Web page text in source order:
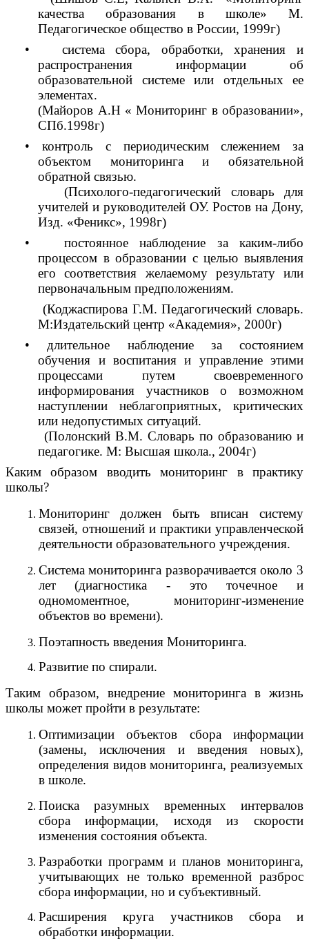
качества образования в школе» М.
Педагогическое общество в России, 1999г)
• система сбора, обработки, хранения и
распространения информации об
образовательной системе или отдельных ее
элементах.
(Майоров А.Н « Мониторинг в образовании»,
СПб.1998г)
• контроль с периодическим слежением за
объектом мониторинга и обязательной
обратной связью.
(Психолого-педагогический словарь для
учителей и руководителей ОУ. Ростов на Дону,
Изд. «Феникс», 1998г)
• постоянное наблюдение за каким-либо
процессом в образовании с целью выявления
его соответствия желаемому результату или
первоначальным предположениям.
(Коджаспирова Г.М. Педагогический словарь.
М:Издательский центр «Академия», 2000г)
• длительное наблюдение за состоянием
обучения и воспитания и управление этими
процессами путем своевременного
информирования участников о возможном
наступлении неблагоприятных, критических
или недопустимых ситуаций.
(Полонский В.М. Словарь по образованию и
педагогике. М: Высшая школа., 2004г)
Каким образом вводить мониторинг в практику
школы?
Мониторинг должен быть вписан систему
связей, отношений и практики управленческой
деятельности образовательного учреждения.
Система мониторинга разворачивается около 3
лет (диагностика - это точечное и
одномоментное, мониторинг-изменение
объектов во времени).
Поэтапность введения Мониторинга.
Развитие по спирали.
Таким образом, внедрение мониторинга в жизнь
школы может пройти в результате:
Оптимизации объектов сбора информации
(замены, исключения и введения новых),
определения видов мониторинга, реализуемых
в школе.
Поиска разумных временных интервалов
сбора информации, исходя из скорости
изменения состояния объекта.
Разработки программ и планов мониторинга,
учитывающих не только временной разброс
сбора информации, но и субъективный.
Расширения круга участников сбора и
обработки информации.